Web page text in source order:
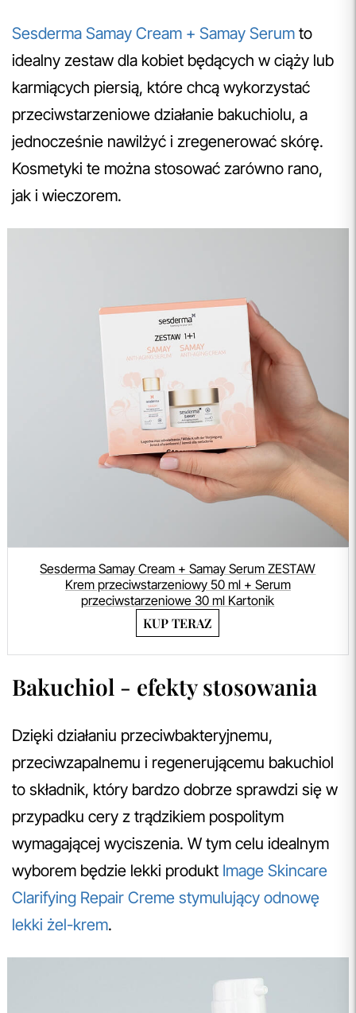
Sesderma Samay Cream + Samay Serum to
idealny zestaw dla kobiet będących w ciąży lub
karmiących piersią, które chcą wykorzystać
przeciwstarzeniowe działanie bakuchiolu, a
jednocześnie nawilżyć i zregenerować skórę.
Kosmetyki te można stosować zarówno rano,
jak i wieczorem.
Sesderma Samay Cream + Samay Serum ZESTAW
Krem przeciwstarzeniowy 50 ml + Serum
przeciwstarzeniowe 30 ml Kartonik
KUP TERAZ
Bakuchiol - efekty stosowania
Dzięki działaniu przeciwbakteryjnemu,
przeciwzapalnemu i regenerującemu bakuchiol
to składnik, który bardzo dobrze sprawdzi się w
przypadku cery z trądzikiem pospolitym
wymagającej wyciszenia. W tym celu idealnym
wyborem będzie lekki produkt Image Skincare
Clarifying Repair Creme stymulujący odnowę
lekki żel-krem.